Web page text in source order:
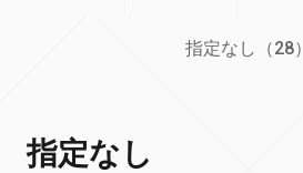
指定なし（28）
指定なし